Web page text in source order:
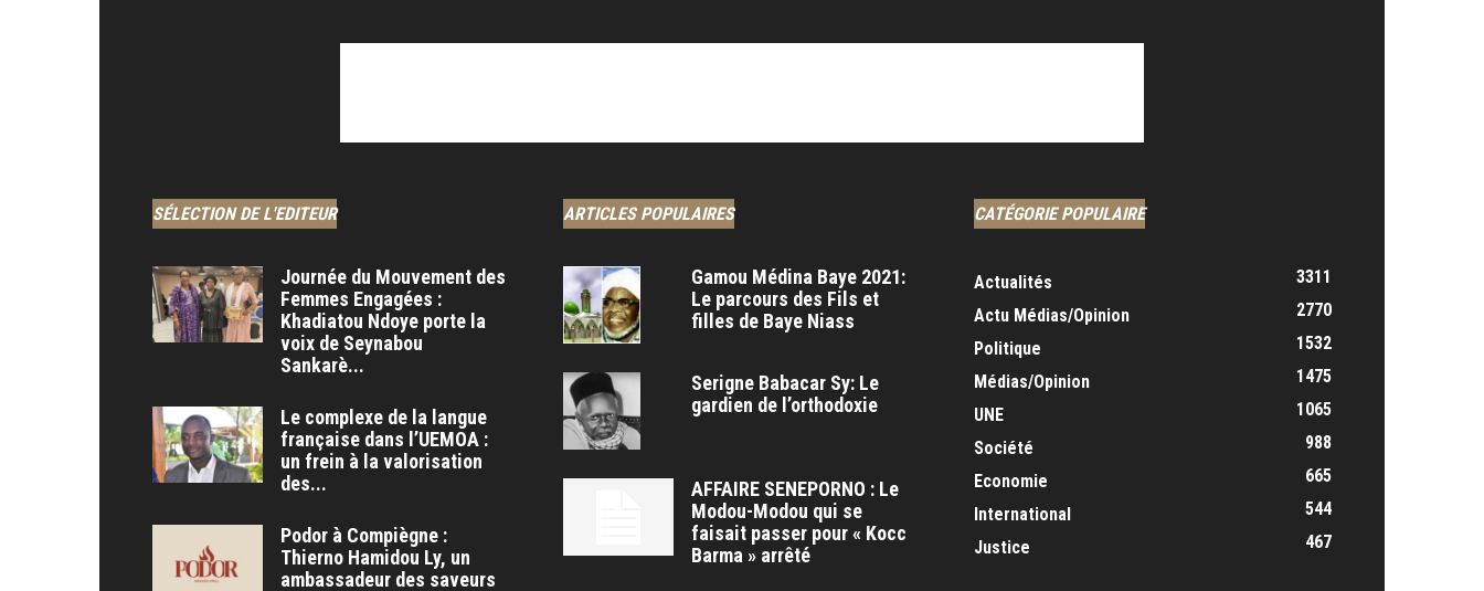
SÉLECTION DE L'EDITEUR
Journée du Mouvement des
Femmes Engagées :
Khadiatou Ndoye porte la
voix de Seynabou
Sankarè...
Le complexe de la langue
française dans l’UEMOA :
un frein à la valorisation
des...
Podor à Compiègne :
Thierno Hamidou Ly, un
ambassadeur des saveurs
ARTICLES POPULAIRES
Gamou Médina Baye 2021:
Le parcours des Fils et
filles de Baye Niass
Serigne Babacar Sy: Le
gardien de l’orthodoxie
AFFAIRE SENEPORNO : Le
Modou-Modou qui se
faisait passer pour « Kocc
Barma » arrêté
CATÉGORIE POPULAIRE
Actualités
3311
Actu Médias/Opinion
2770
Politique
1532
Médias/Opinion
1475
UNE
1065
Société
988
Economie
665
International
544
Justice
467